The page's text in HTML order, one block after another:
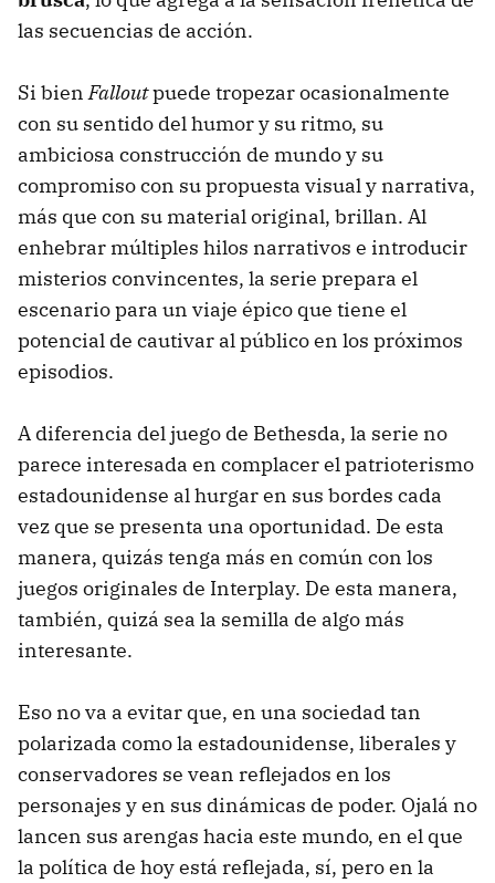
las secuencias de acción.
Si bienFalloutpuede tropezar ocasionalmente
con su sentido del humor y su ritmo, su
ambiciosa construcción de mundo y su
compromiso con su propuesta visual y narrativa,
más que con su material original, brillan. Al
enhebrar múltiples hilos narrativos e introducir
misterios convincentes, la serie prepara el
escenario para un viaje épico que tiene el
potencial de cautivar al público en los próximos
episodios.
A diferencia del juego de Bethesda, la serie no
parece interesada en complacer el patrioterismo
estadounidense al hurgar en sus bordes cada
vez que se presenta una oportunidad. De esta
manera, quizás tenga más en común con los
juegos originales de Interplay. De esta manera,
también, quizá sea la semilla de algo más
interesante.
Eso no va a evitar que, en una sociedad tan
polarizada como la estadounidense, liberales y
conservadores se vean reflejados en los
personajes y en sus dinámicas de poder. Ojalá no
lancen sus arengas hacia este mundo, en el que
la política de hoy está reflejada, sí, pero en la